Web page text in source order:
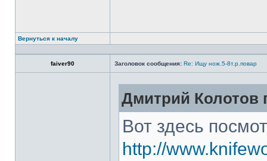
Вернуться к началу
faiver90 Заголовок сообщения: Re: Ищу нож.5-8т.р.повар
Дмитрий Колотов
Вот здесь
http://